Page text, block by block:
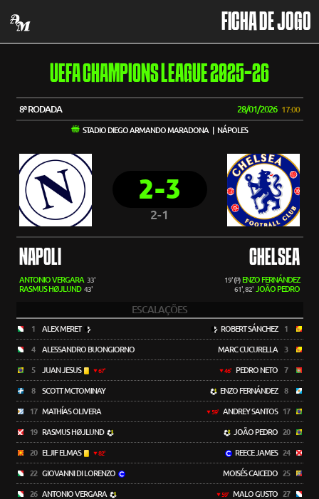
FICHA DE JOGO
UEFA CHAMPIONS LEAGUE 2025-26
8ª RODADA 28/01/2026 17:00
STADIO DIEGO ARMANDO MARADONA | NÁPOLES
2-3
2-1
NAPOLI CHELSEA
ANTONIO VERGARA 33'
RASMUS HØJLUND 43'
19' (P) ENZO FERNÁNDEZ
61', 82' JOÃO PEDRO
ESCALAÇÕES
1 ALEX MERET
4 ALESSANDRO BUONGIORNO
5 JUAN JESUS 67'
8 SCOTT MCTOMINAY
17 MATHÍAS OLIVERA
19 RASMUS HØJLUND
20 ELJIF ELMAS 82'
22 GIOVANNI DI LORENZO
26 ANTONIO VERGARA
ROBERT SÁNCHEZ 1
MARC CUCURELLA 3
46' PEDRO NETO 7
ENZO FERNÁNDEZ 8
59' ANDREY SANTOS 17
JOÃO PEDRO 20
REECE JAMES 24
MOISÉS CAICEDO 25
59' MALO GUSTO 27